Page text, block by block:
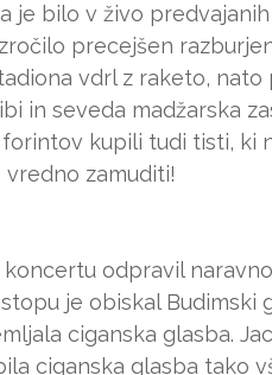
je bilo v živo
precejšen
vdrl z raketo, nato
in seveda madžarska
kupili tudi tisti, ki
zamuditi!
odpravil
je obiskal Budimski
ciganska glasba.
ciganska glasba tako